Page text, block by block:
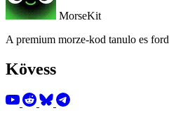
MorseKit
A premium morze-kod tanulo es
Kövess